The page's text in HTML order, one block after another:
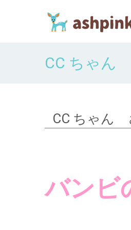
CC ちゃん
CC ちゃん
バンビ